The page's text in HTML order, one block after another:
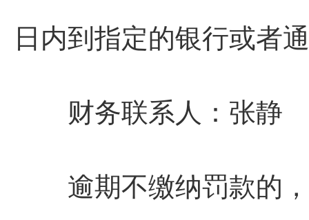
日内到指定的银行或者
财务联系人：张静
逾期不缴纳罚款的，